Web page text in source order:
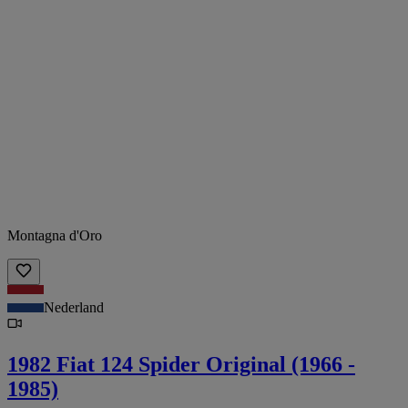
Montagna d'Oro
Nederland
1982 Fiat 124 Spider Original (1966 -
1985)